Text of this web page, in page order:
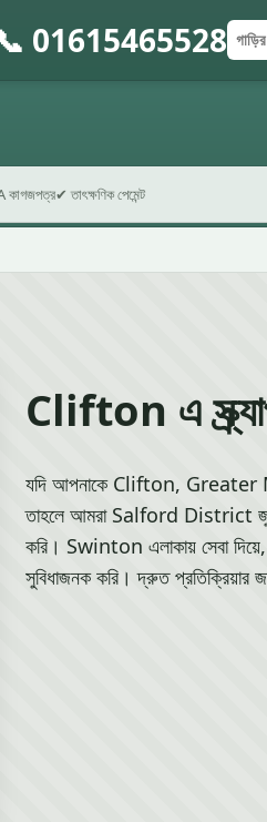
01615465528 ফর্ম
✔ তাৎক্ষণিক পেমেন্ট
Clifton এ
যদি আপনাকে Clifton, Greater
তাহলে আমরা Salford District জুড়ে
করি। Swinton এলাকায় সেবা দিয়ে,
সুবিধাজনক করি। দ্রুত প্রতিক্রিয়ার